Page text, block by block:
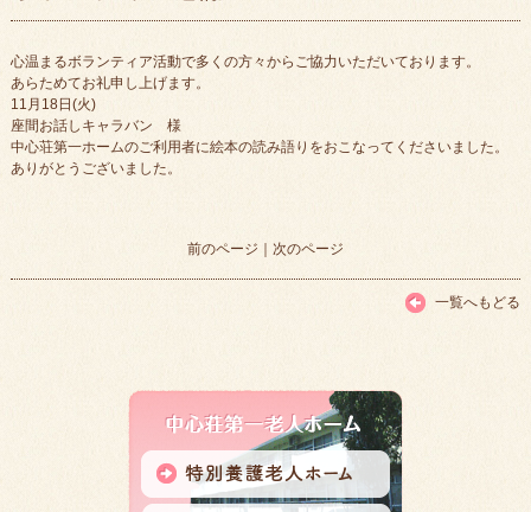
心温まるボランティア活動で多くの方々からご協力いただいております。
あらためてお礼申し上げます。
11月18日(火)
座間お話しキャラバン 様
中心荘第一ホームのご利用者に絵本の読み語りをおこなってくださいました。
ありがとうございました。
前のページ ｜ 次のページ
一覧へもどる